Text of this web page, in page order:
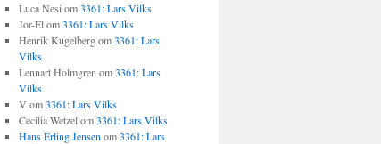
Luca Nesi om3361: Lars Vilks
Jor-Elom3361: Lars Vilks
Henrik Kugelbergom3361: Lars
Vilks
Lennart Holmgren om3361: Lars
Vilks
V om3361: Lars Vilks
Cecilia Wetzelom3361: Lars Vilks
Hans Erling Jensen om3361: Lars